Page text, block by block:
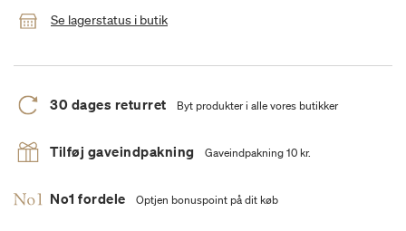
Se lagerstatus i butik
30 dages returret Byt produkter i alle vores butikker
Tilføj gaveindpakning Gaveindpakning 10 kr.
No1 fordele Optjen bonuspoint på dit køb